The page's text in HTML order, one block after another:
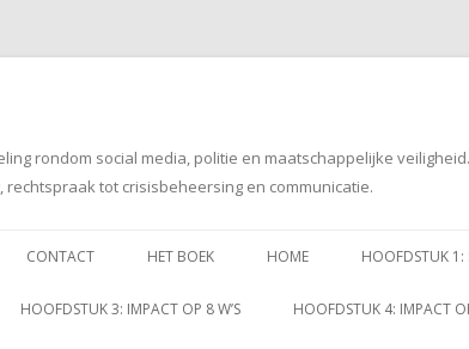
rondom social media, politie en maatschappelijke
tot crisisbeheersing en communicatie.
naar
CONTACT HET BOEK HOME HOOFDSTUK 1:
HOOFDSTUK 3: IMPACT OP 8 W’S HOOFDSTUK 4: IMPACT